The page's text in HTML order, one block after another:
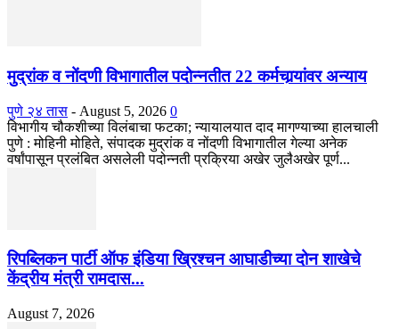
मुद्रांक व नोंदणी विभागातील पदोन्नतीत 22 कर्मचार्‍यांवर अन्याय
पुणे २४ तास - August 5, 2026 0
विभागीय चौकशीच्या विलंबाचा फटका; न्यायालयात दाद मागण्याच्या हालचाली
पुणे : मोहिनी मोहिते, संपादक मुद्रांक व नोंदणी विभागातील गेल्या अनेक
वर्षांपासून प्रलंबित असलेली पदोन्नती प्रक्रिया अखेर जुलैअखेर पूर्ण...
रिपब्लिकन पार्टी ऑफ इंडिया ख्रिश्चन आघाडीच्या दोन शाखेचे
केंद्रीय मंत्री रामदास...
August 7, 2026